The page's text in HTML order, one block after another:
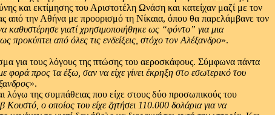
και εκτίμησης του Αριστοτέλη Ωνάση και κατείχαν μαζί με τον
από την Αθήνα με προορισμό τη Νίκαια, όπου θα παρελάμβανε τον
γιατί χρησιμοποιήθηκε ως “φόντο” για μια
προκύπτει από όλες τις ενδείξεις, στόχο τον Αλέξανδρο».
για τους λόγους της πτώσης του αεροσκάφους. Σύμφωνα πάντα
φορά προς τα έξω, σαν να είχε γίνει έκρηξη στο εσωτερικό του
».
λόγω της συμπάθειας που είχε στους δύο προσωπικούς του
Κουστό, ο οποίος του είχε ζητήσει 110.000 δολάρια για να